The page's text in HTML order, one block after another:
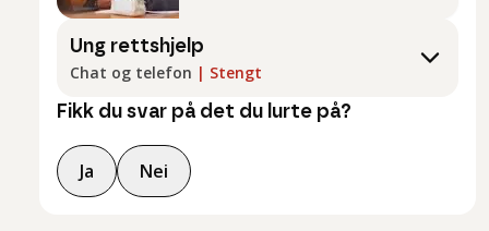
Ung rettshjelp
Chat og telefon | Stengt
Fikk du svar på det du lurte på?
Ja Nei